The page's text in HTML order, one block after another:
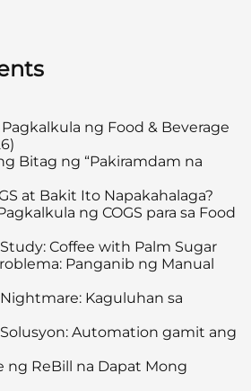
ng Food & Beverage
Bitag ng “Pakiramdam na
at Bakit Ito Napakahalaga?
ng COGS para sa Food
Coffee with Palm Sugar
Panganib ng Manual
Kaguluhan sa
Automation gamit ang
ng ReBill na Dapat Mong